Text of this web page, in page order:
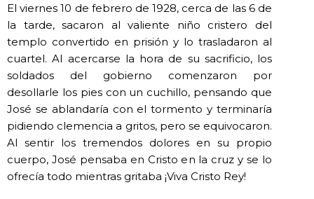
El viernes 10 de febrero de 1928, cerca de las 6 de
la tarde, sacaron al valiente niño cristero del
templo convertido en prisión y lo trasladaron al
cuartel. Al acercarse la hora de su sacrificio, los
soldados del gobierno comenzaron por
desollarle los pies con un cuchillo, pensando que
José se ablandaría con el tormento y terminaría
pidiendo clemencia a gritos, pero se equivocaron.
Al sentir los tremendos dolores en su propio
cuerpo, José pensaba en Cristo en la cruz y se lo
ofrecía todo mientras gritaba ¡Viva Cristo Rey!